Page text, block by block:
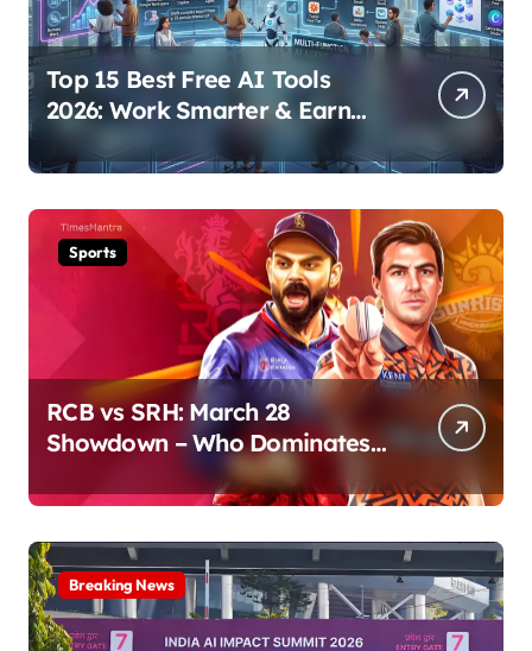
Top 15 Best Free AI Tools
2026: Work Smarter & Earn
Online
Sports
RCB vs SRH: March 28
Showdown – Who Dominates
Breaking News